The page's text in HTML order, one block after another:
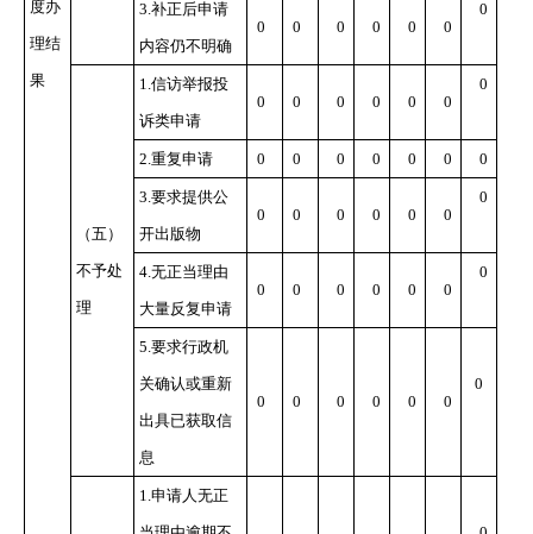
度办
理结
果
3.补正后申请
内容仍不明确
0 0 0 0 0 0
0
（五）
不予处
理
1.信访举报投
诉类申请
0 0 0 0 0 0
0
2.重复申请 0 0 0 0 0 0 0
3.要求提供公
开出版物
0 0 0 0 0 0
0
4.无正当理由
大量反复申请
0 0 0 0 0 0
0
5.要求行政机
关确认或重新
出具已获取信
息
0 0 0 0 0 0
0
1.申请人无正